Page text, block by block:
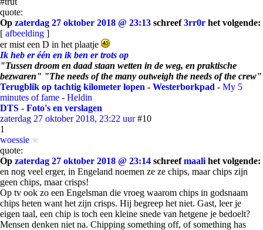
quote:
Op zaterdag 27 oktober 2018 @ 23:13 schreef3rr0r het volgende:
[ afbeelding ]
er mist een D in het plaatje
Ik heb er één en ik ben er trots op
"Tussen droom en daad staan wetten in de weg, en praktische
bezwaren" "The needs of the many outweigh the needs of the crew"
Terugblik op tachtig kilometer lopen - Westerborkpad - My 5
minutes of fame - Heldin
DTS - Foto's en verslagen
zaterdag 27 oktober 2018, 23:22 uur #10
1
woessie
quote:
Op zaterdag 27 oktober 2018 @ 23:14 schreefmaali het volgende:
en nog veel erger, in Engeland noemen ze ze chips, maar chips zijn
geen chips, maar crisps!
Op tv ook zo een Engelsman die vroeg waarom chips in godsnaam
chips heten want het zijn crisps. Hij begreep het niet. Gast, leer je
eigen taal, een chip is toch een kleine snede van hetgene je bedoelt?
Mensen denken niet na. Chipping something off, of something has